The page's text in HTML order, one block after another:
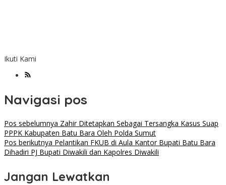
Ikuti Kami
Navigasi pos
Pos sebelumnya Zahir Ditetapkan Sebagai Tersangka Kasus Suap
PPPK Kabupaten Batu Bara Oleh Polda Sumut
Pos berikutnya Pelantikan FKUB di Aula Kantor Bupati Batu Bara
Dihadiri PJ Bupati Diwakili dan Kapolres Diwakili
Jangan Lewatkan